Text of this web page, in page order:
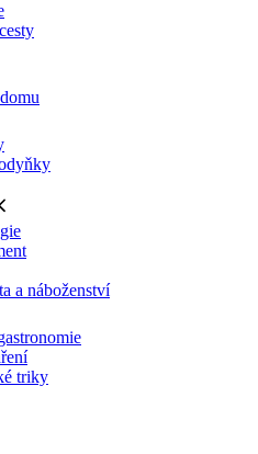
a náboženství
triky